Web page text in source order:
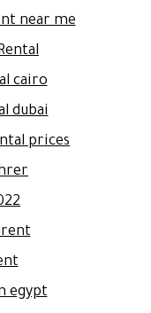
near me
cairo
dubai
prices
rent
egypt